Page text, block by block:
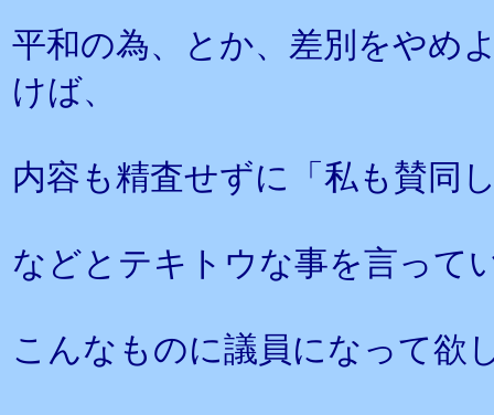
平和の為、とか、差別をやめ
けば、
内容も精査せずに「私も賛同
などとテキトウな事を言って
こんなものに議員になって欲